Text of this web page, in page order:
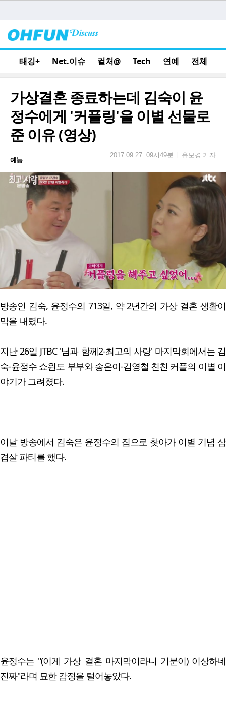
태깅+ Net.이슈 컬처@ Tech 연예 전체
가상결혼 종료하는데 김숙이 윤
정수에게 '커플링'을 이별 선물로
준 이유 (영상)
예능
2017.09.27. 09시49분 유보경 기자
방송인 김숙, 윤정수의 713일, 약 2년간의 가상 결혼 생활이
막을 내렸다.
지난 26일 JTBC '님과 함께2-최고의 사랑' 마지막회에서는 김
숙-윤정수 쇼윈도 부부와 송은이-김영철 친친 커플의 이별 이
야기가 그려졌다.
이날 방송에서 김숙은 윤정수의 집으로 찾아가 이별 기념 삼
겹살 파티를 했다.
윤정수는 "(이게 가상 결혼 마지막이라니 기분이) 이상하네
진짜"라며 묘한 감정을 털어놓았다.